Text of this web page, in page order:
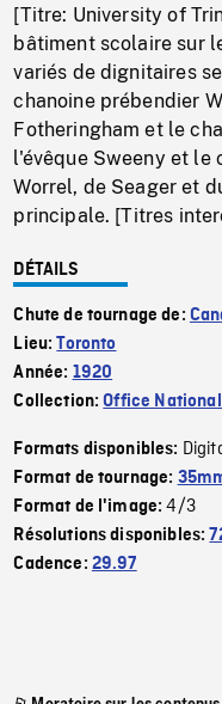
[Titre: University of
bâtiment scolaire sur
variés de dignitaires
chanoine prébendier
Fotheringham et le
l'évêque Sweeny et le
Worrel, de Seager et
principale. [Titres
DÉTAILS
Chute de tournage de:
Lieu:Toronto
Année: 1920
Collection:Office
Formats disponibles:
Format de tournage:
Format de l'image:4/3
Résolutions disponibles:
Cadence: 29.97